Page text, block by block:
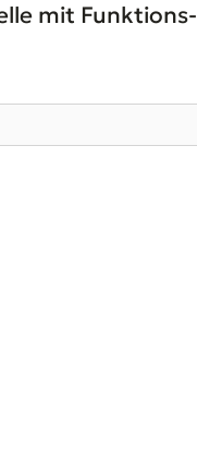
mit Funktions-